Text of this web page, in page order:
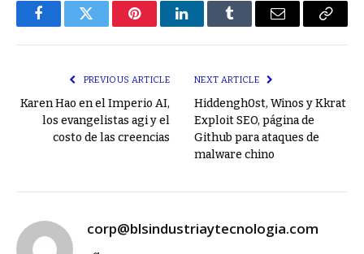
FacebookTwitter PinterestLinkedInTumblr Email
Copy
PREVIOUS ARTICLE
Karen Hao en el Imperio AI,
los evangelistas agi y el
costo de las creencias
NEXT ARTICLE
Hiddengh0st, Winos y Kkrat
Exploit SEO, página de
Github para ataques de
malware chino
corp@blsindustriaytecnologia.com